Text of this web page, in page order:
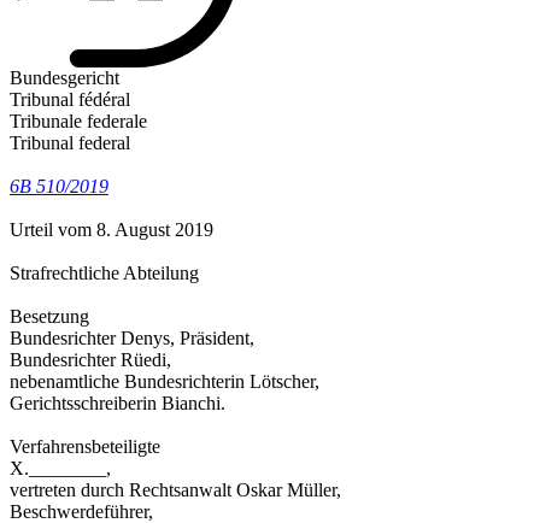
Bundesgericht
Tribunal fédéral
Tribunale federale
Tribunal federal
6B 510/2019
Urteil vom 8. August 2019
Strafrechtliche Abteilung
Besetzung
Bundesrichter Denys, Präsident,
Bundesrichter Rüedi,
nebenamtliche Bundesrichterin Lötscher,
Gerichtsschreiberin Bianchi.
Verfahrensbeteiligte
X.________,
vertreten durch Rechtsanwalt Oskar Müller,
Beschwerdeführer,